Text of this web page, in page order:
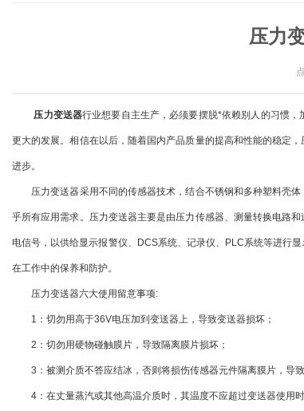
压力
压力变送器行业想要自主生产，必须要摆脱*依赖别人的习惯
更大的发展。相信在以后，随着国内产品质量的提高和性能的稳定
进步。
压力变送器采用不同的传感器技术，结合不锈钢和多种塑料壳体
乎所有应用需求。压力变送器主要是由压力传感器、测量转换电路
电信号，以供给显示报警仪、DCS系统、记录仪、PLC系统等进行
在工作中的保养和防护。
压力变送器六大使用留意事项:
1：切勿用高于36V电压加到变送器上，导致变送器损坏；
2：切勿用硬物碰触膜片，导致隔离膜片损坏；
3：被测介质不答应结冰，否则将损伤传感器元件隔离膜片，导致
4：在丈量蒸汽或其他高温介质时，其温度不应超过变送器使用